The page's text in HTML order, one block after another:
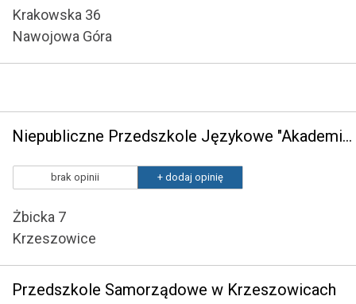
Krakowska 36
Nawojowa Góra
Niepubliczne Przedszkole Językowe "Akademia Małych Tygrysków" w Krzeszowicach
brak opinii + dodaj opinię
Żbicka 7
Krzeszowice
Przedszkole Samorządowe w Krzeszowicach